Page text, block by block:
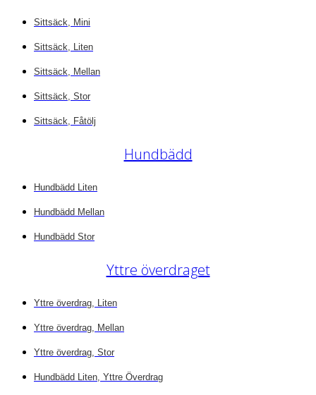
Sittsäck, Mini
Sittsäck, Liten
Sittsäck, Mellan
Sittsäck, Stor
Sittsäck, Fåtölj
Hundbädd
Hundbädd Liten
Hundbädd Mellan
Hundbädd Stor
Yttre överdraget
Yttre överdrag, Liten
Yttre överdrag, Mellan
Yttre överdrag, Stor
Hundbädd Liten, Yttre Överdrag